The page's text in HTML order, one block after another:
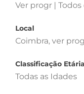
Ver progr |
Local
Coimbra, ver
Classificação Etária
Todas as Idades